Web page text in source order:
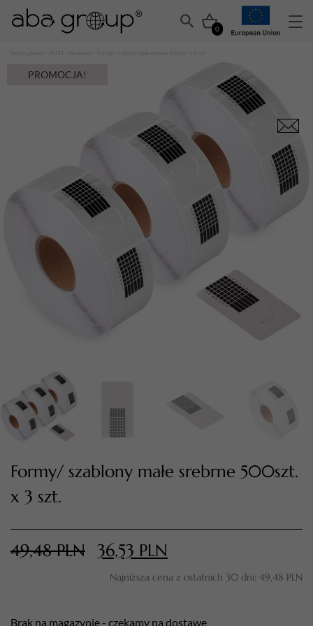
0
PRZEJDŹ DO KOSZYKA
PROMOCJA!
Formy/ szablony małe srebrne 500szt.
x 3 szt.
49,48PLN 36,53 PLN
Najniższa cena z ostatnich 30 dni: 49,48 PLN
Brak na magazynie - czekamy na dostawę